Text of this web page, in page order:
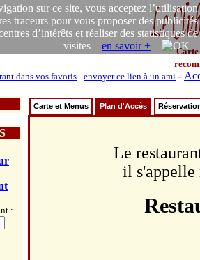
sur ce site, vous acceptez l’utilisation
traceurs pour vous proposer des publicités
d’intérêts et réaliser des statistiques de
visites en savoir +
Carte
dans vos favoris - envoyer ce lien à un ami -
:
Carte et Menus Plan d'Accès
Le
il